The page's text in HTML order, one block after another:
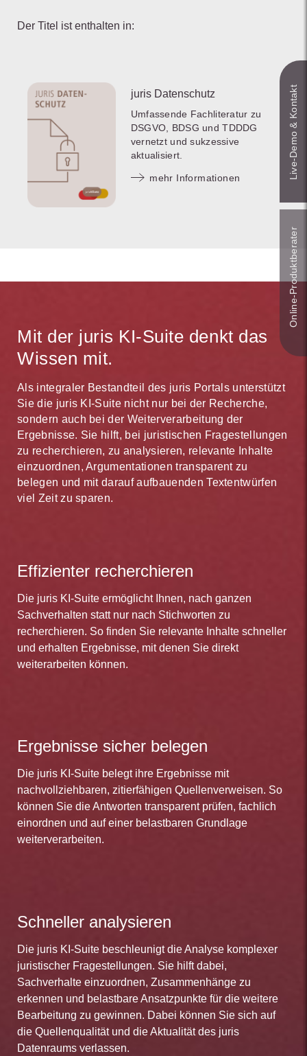
Der Titel ist enthalten in:
juris Datenschutz
Umfassende Fachliteratur zu
DSGVO, BDSG und TDDDG
vernetzt und sukzessive
aktualisiert.
mehr Informationen
Mit der juris KI-Suite denkt das
Wissen mit.
Als integraler Bestandteil des juris Portals unterstützt
Sie die juris KI-Suite nicht nur bei der Recherche,
sondern auch bei der Weiterverarbeitung der
Ergebnisse. Sie hilft, bei juristischen Fragestellungen
zu recherchieren, zu analysieren, relevante Inhalte
einzuordnen, Argumentationen transparent zu
belegen und mit darauf aufbauenden Textentwürfen
viel Zeit zu sparen.
Effizienter recherchieren
Die juris KI-Suite ermöglicht Ihnen, nach ganzen
Sachverhalten statt nur nach Stichworten zu
recherchieren. So finden Sie relevante Inhalte schneller
und erhalten Ergebnisse, mit denen Sie direkt
weiterarbeiten können.
Ergebnisse sicher belegen
Die juris KI-Suite belegt ihre Ergebnisse mit
nachvollziehbaren, zitierfähigen Quellenverweisen. So
können Sie die Antworten transparent prüfen, fachlich
einordnen und auf einer belastbaren Grundlage
weiterverarbeiten.
Schneller analysieren
Die juris KI-Suite beschleunigt die Analyse komplexer
juristischer Fragestellungen. Sie hilft dabei,
Sachverhalte einzuordnen, Zusammenhänge zu
erkennen und belastbare Ansatzpunkte für die weitere
Bearbeitung zu gewinnen. Dabei können Sie sich auf
die Quellenqualität und die Aktualität des juris
Datenraums verlassen.
Live‑Demo & Kontakt
Online-Produkt­berater